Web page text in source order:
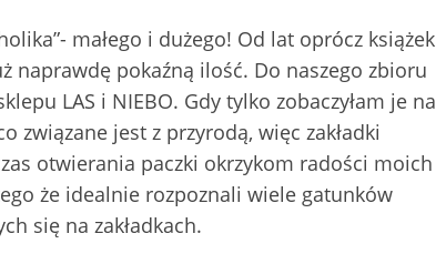
małego i dużego! Od lat oprócz książek
naprawdę pokaźną ilość. Do naszego zbioru
LAS i NIEBO. Gdy tylko zobaczyłam je na
związane jest z przyrodą, więc zakładki
otwierania paczki okrzykom radości moich
że idealnie rozpoznali wiele gatunków
się na zakładkach.